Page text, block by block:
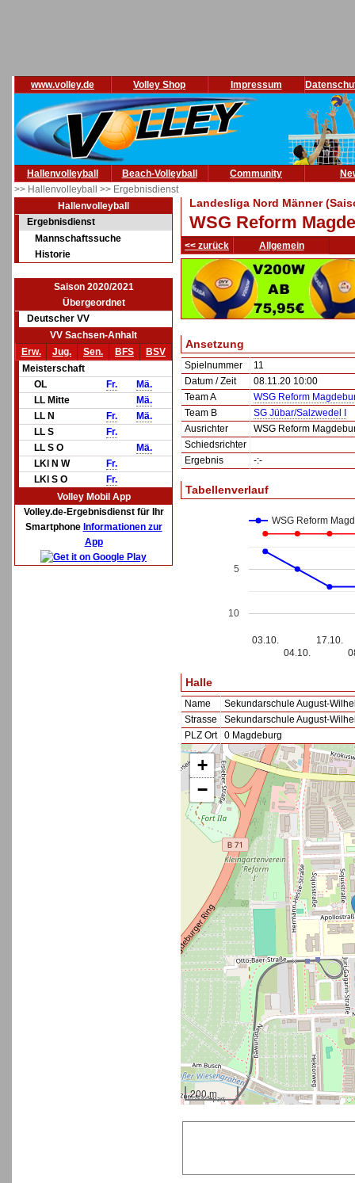
www.volley.de Volley Shop Impressum
Hallenvolleyball Beach-Volleyball Community
>> Hallenvolleyball >> Ergebnisdienst
Hallenvolleyball
Ergebnisdienst
Mannschaftssuche
Historie
Saison 2020/2021
Übergeordnet
Deutscher VV
VV Sachsen-Anhalt
Erw.
Jug. Sen. BFS
BSV
Meisterschaft
OL
Fr.
Mä.
LL Mitte
Mä.
LL N
Fr.
Mä.
LL S
Fr.
LL S O
Mä.
LKl N W
Fr.
LKl S O
Fr.
Volley Mobil App
Volley.de-Ergebnisdienst für Ihr
Smartphone Informationen zur
App
Landesliga Nord Männer
WSG Reform
<< zurück Allgemein
Ansetzung
Spielnummer
11
Datum / Zeit
08.11.20 10:00
Team A
WSG Reform
Team B
SG Jübar/Salzwedel I
Ausrichter
WSG Reform
Schiedsrichter
Ergebnis
-:-
Tabellenverlauf
WSG Reform
03.10.
04.10.
17.10.
5
10
Halle
Name
Sekundarschule August-
Strasse
Sekundarschule August-
PLZ Ort
0 Magdeburg
+
−
200 m